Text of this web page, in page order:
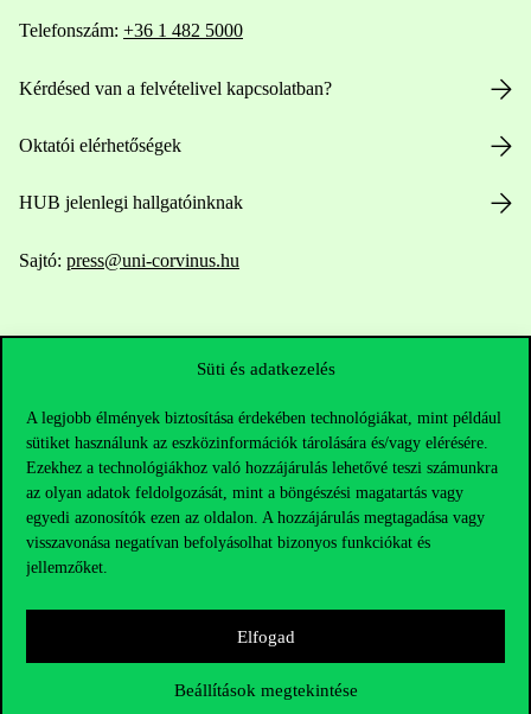
Süti és adatkezelés
A legjobb élmények biztosítása érdekében technológiákat, mint például
sütiket használunk az eszközinformációk tárolására és/vagy elérésére.
Ezekhez a technológiákhoz való hozzájárulás lehetővé teszi számunkra
az olyan adatok feldolgozását, mint a böngészési magatartás vagy
egyedi azonosítók ezen az oldalon. A hozzájárulás megtagadása vagy
visszavonása negatívan befolyásolhat bizonyos funkciókat és
jellemzőket.
Elfogad
Beállítások megtekintése
Telefonszám: +36 1 482 5000
Kérdésed van a felvételivel kapcsolatban?
Oktatói elérhetőségek
HUB jelenlegi hallgatóinknak
Sajtó: press@uni-corvinus.hu
Hasznos linkek
Nyitvatartás
Házirend